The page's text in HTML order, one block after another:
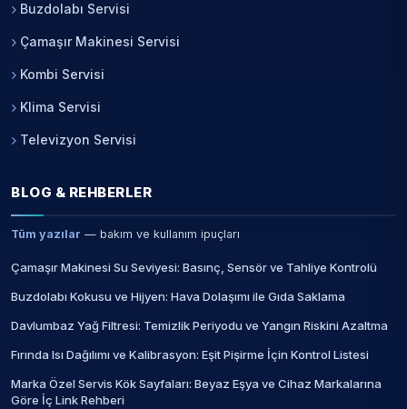
Buzdolabı Servisi
Çamaşır Makinesi Servisi
Kombi Servisi
Klima Servisi
Televizyon Servisi
BLOG & REHBERLER
Tüm yazılar — bakım ve kullanım ipuçları
Çamaşır Makinesi Su Seviyesi: Basınç, Sensör ve Tahliye Kontrolü
Buzdolabı Kokusu ve Hijyen: Hava Dolaşımı ile Gıda Saklama
Davlumbaz Yağ Filtresi: Temizlik Periyodu ve Yangın Riskini Azaltma
Fırında Isı Dağılımı ve Kalibrasyon: Eşit Pişirme İçin Kontrol Listesi
Marka Özel Servis Kök Sayfaları: Beyaz Eşya ve Cihaz Markalarına
Göre İç Link Rehberi